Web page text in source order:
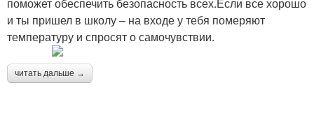
поможет обеспечить безопасность всех.Если все хорошо
и ты пришел в школу – на входе у тебя померяют
температуру и спросят о самочувствии.
читать дальше →